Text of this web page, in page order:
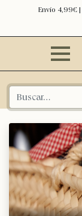
Envío 4,99€ |